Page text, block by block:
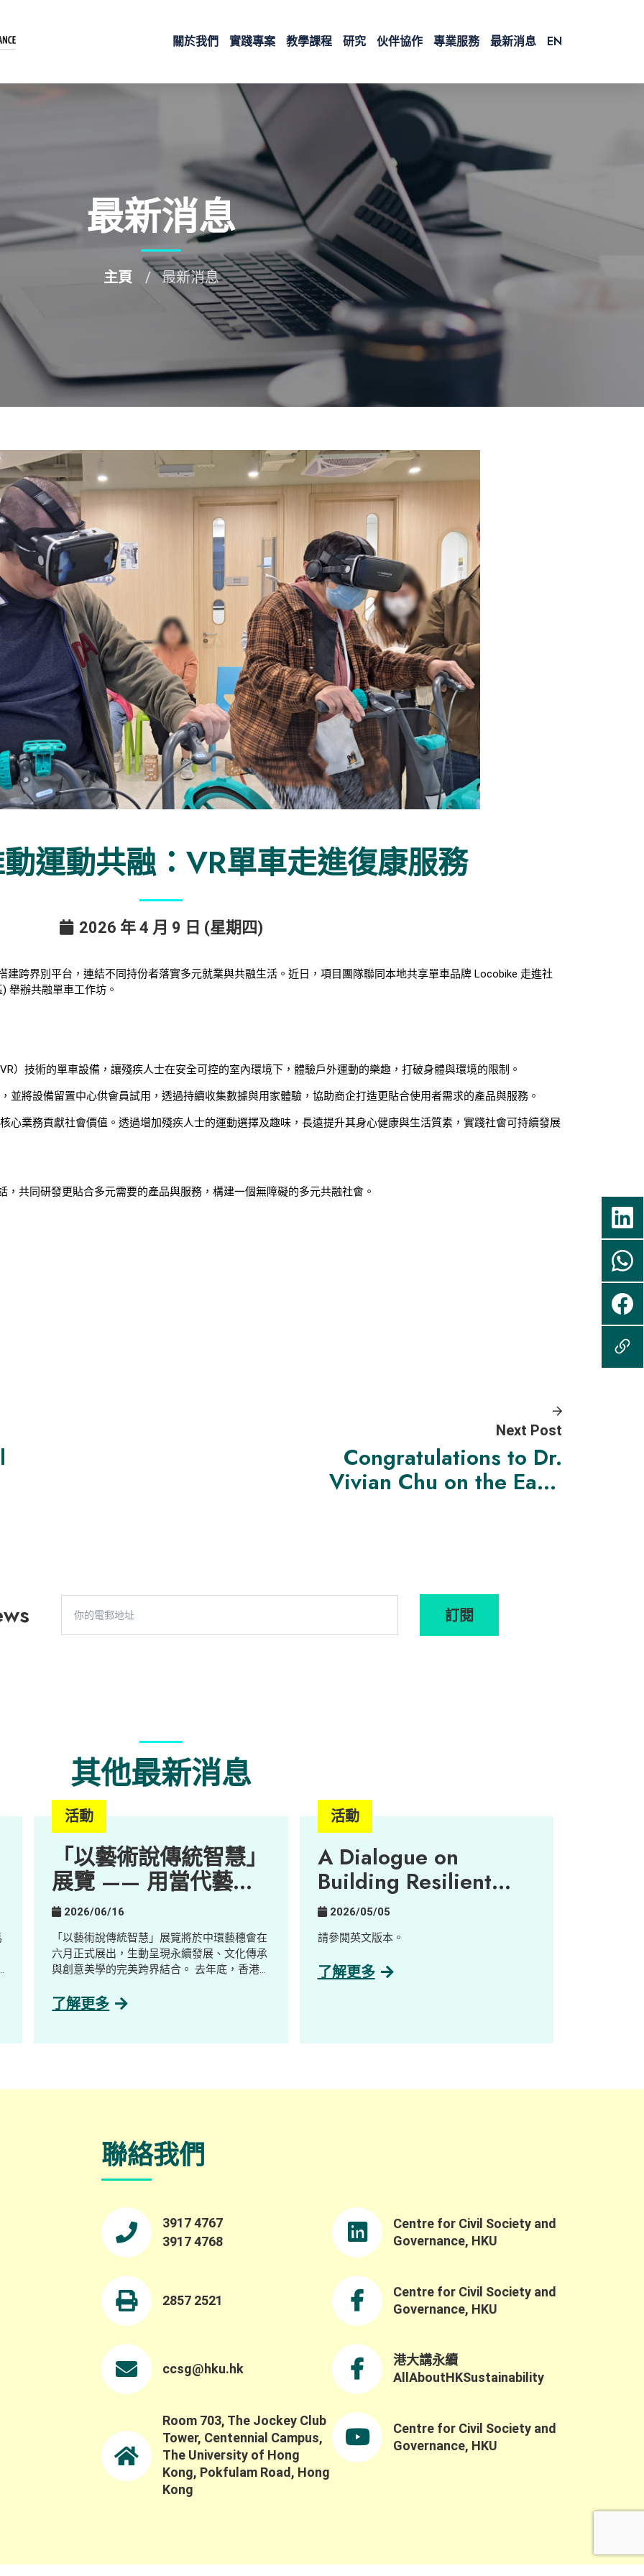
關於我們 實踐專案 教學課程 研究 伙伴協作 專業服務 最新消息 EN
最新消息
主頁 最新消息
運動共融：VR單車走進復康服務
2026 年 4 月 9 日 (星期四)
跨界別平台，連結不同持份者落實多元就業與共融生活。近日，項目團隊聯同本地共享單車品牌 Locobike 走進社
舉辦共融單車工作坊。
）技術的單車設備，讓殘疾人士在安全可控的室內環境下，體驗戶外運動的樂趣，打破身體與環境的限制。
並將設備留置中心供會員試用，透過持續收集數據與用家體驗，協助商企打造更貼合使用者需求的產品與服務。
心業務貢獻社會價值。透過增加殘疾人士的運動選擇及趣味，長遠提升其身心健康與生活質素，實踐社會可持續發展
共同研發更貼合多元需要的產品與服務，構建一個無障礙的多元共融社會。
Next Post
Congratulations to Dr.
Vivian Chu on the Early
訂閱
其他最新消息
活動
「以藝術說傳統智慧」
展覽 —— 用當代藝
術，重塑百年鄉郊的新
想像
2026/06/16
「以藝術說傳統智慧」展覽將於中環藝穗會在
六月正式展出，生動呈現永續發展、文化傳承
與創意美學的完美跨界結合。 去年底，香港
誠的新晉藝術家走進擁有三百年歷史的客家古
2026年6月16日至23日 時間： 上午 10:00 至
了解更多
活動
A Dialogue on
Building Resilient
Urban-Rural
Partnerships
2026/05/05
請參閲英文版本。
了解更多
聯絡我們
3917 4767
3917 4768
2857 2521
ccsg@hku.hk
Room 703, The Jockey Club
Tower, Centennial Campus,
The University of Hong
Kong, Pokfulam Road, Hong
Kong
Centre for Civil Society and
Governance, HKU
Centre for Civil Society and
Governance, HKU
港大講永續
AllAboutHKSustainability
Centre for Civil Society and
Governance, HKU